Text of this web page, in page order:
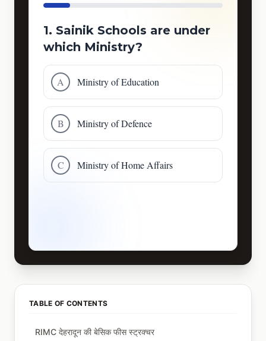
1. Sainik Schools are under
which Ministry?
A Ministry of Education
B Ministry of Defence
C Ministry of Home Affairs
TABLE OF CONTENTS
RIMC देहरादून की बेसिक फीस स्ट्रक्चर